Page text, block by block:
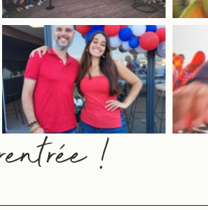
!